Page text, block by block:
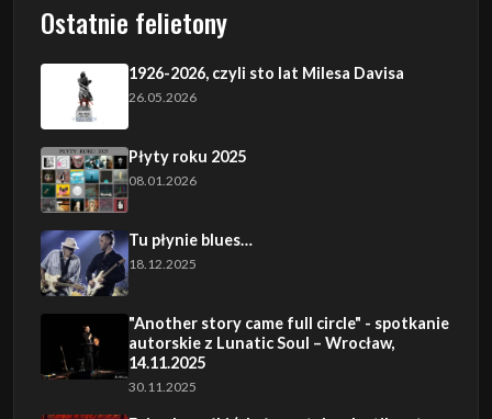
Ostatnie felietony
1926-2026, czyli sto lat Milesa Davisa
26.05.2026
Płyty roku 2025
08.01.2026
Tu płynie blues…
18.12.2025
"Another story came full circle" - spotkanie
autorskie z Lunatic Soul – Wrocław,
14.11.2025
30.11.2025